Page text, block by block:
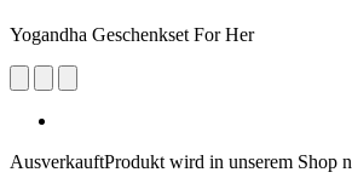
Yogandha Geschenkset For Her
AusverkauftProdukt wird in unserem Shop